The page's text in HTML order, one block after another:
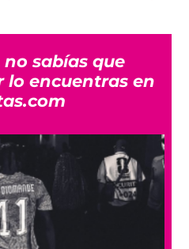
no sabías que
lo encuentras en